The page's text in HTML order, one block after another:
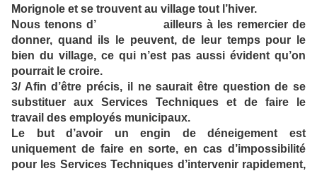
Morignole et se trouvent au village tout l’hiver.
Nous tenons d’ ailleurs à les remercier de
donner, quand ils le peuvent, de leur temps pour le
bien du village, ce qui n’est pas aussi évident qu’on
pourrait le croire.
3/ Afin d’être précis, il ne saurait être question de se
substituer aux Services Techniques et de faire le
travail des employés municipaux.
Le but d’avoir un engin de déneigement est
uniquement de faire en sorte, en cas d’impossibilité
pour les Services Techniques d’intervenir rapidement,